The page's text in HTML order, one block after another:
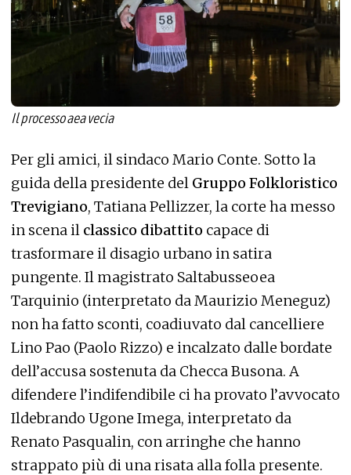
Il processo aea vecia
Per gli amici, il sindaco Mario Conte. Sotto la
guida della presidente del Gruppo Folkloristico
Trevigiano, Tatiana Pellizzer, la corte ha messo
in scena il classico dibattito capace di
trasformare il disagio urbano in satira
pungente. Il magistrato Saltabusseoea
Tarquinio (interpretato da Maurizio Meneguz)
non ha fatto sconti, coadiuvato dal cancelliere
Lino Pao (Paolo Rizzo) e incalzato dalle bordate
dell’accusa sostenuta da Checca Busona. A
difendere l’indifendibile ci ha provato l’avvocato
Ildebrando Ugone Imega, interpretato da
Renato Pasqualin, con arringhe che hanno
strappato più di una risata alla folla presente.